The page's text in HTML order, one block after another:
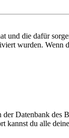
und die dafür
wurden.
Datenbank
kannst du alle